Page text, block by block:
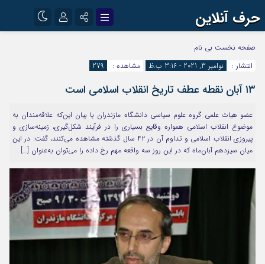
حرف آنلاین
اینستاگرام
آپارات
رمز عبور
مرا به خاطر بسپار
صفحه نخست بی نام
انتشار :
نوامبر 3, 2021 - 3:16 ب.ظ مشاهده : 279
۱۳ آبان نقطه عطف تاریخ انقلاب اسلامی است
عضو هیات علمی گروه علوم سیاسی دانشگاه مازندران با بیان این‌که علاقه‌مندان به
موضوع انقلاب اسلامی همواره وقایع بسیاری را در فرآیند شکل‌گیری، زمینه‌سازی و
پیروزی انقلاب اسلامی و تداوم آن در ۴۲ سال گذشته مشاهده می‌کنند، گفت: در این
میان سیزدهم آبان‌ماه که در این روز سه واقعه مهم رخ داده را می‌توان به‌عنوان […]